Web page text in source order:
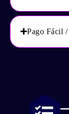
Pago Fácil